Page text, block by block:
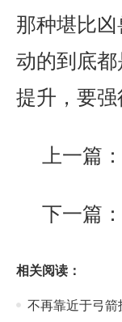
那种堪比
动的到底
提升，要
上一篇：
下一篇：
相关阅读：
不再靠近于弓